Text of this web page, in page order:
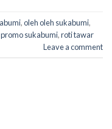
,oleh oleh sukabumi,
promo sukabumi,roti tawar
Leave a comment